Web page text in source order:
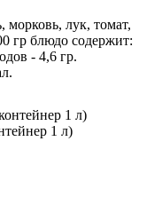
морковь, лук, томат,
гр блюдо содержит:
- 4,6 гр.
1 л)